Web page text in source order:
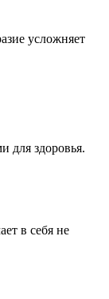
усложняет
для здоровья.
в себя не